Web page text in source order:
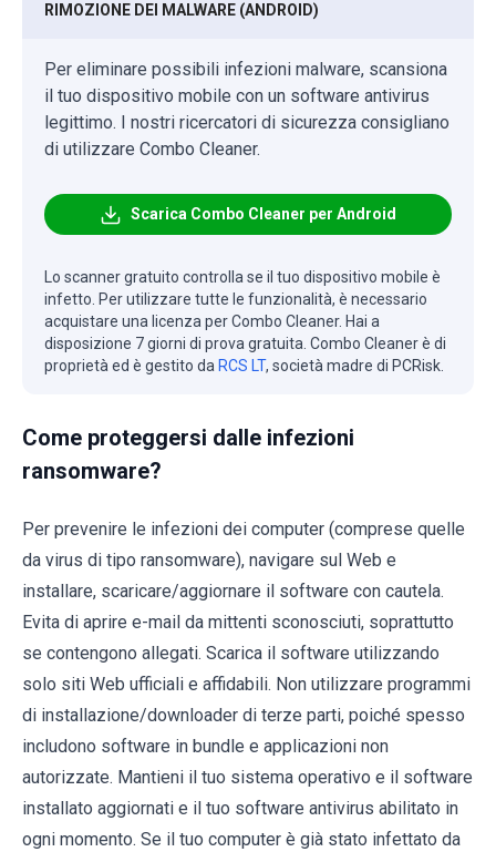
RIMOZIONE DEI MALWARE (ANDROID)
Per eliminare possibili infezioni malware, scansiona
il tuo dispositivo mobile con un software antivirus
legittimo. I nostri ricercatori di sicurezza consigliano
di utilizzare Combo Cleaner.
Scarica Combo Cleaner per Android
Lo scanner gratuito controlla se il tuo dispositivo mobile è
infetto. Per utilizzare tutte le funzionalità, è necessario
acquistare una licenza per Combo Cleaner. Hai a
disposizione 7 giorni di prova gratuita. Combo Cleaner è di
proprietà ed è gestito da RCS LT, società madre di PCRisk.
Come proteggersi dalle infezioni
ransomware?
Per prevenire le infezioni dei computer (comprese quelle
da virus di tipo ransomware), navigare sul Web e
installare, scaricare/aggiornare il software con cautela.
Evita di aprire e-mail da mittenti sconosciuti, soprattutto
se contengono allegati. Scarica il software utilizzando
solo siti Web ufficiali e affidabili. Non utilizzare programmi
di installazione/downloader di terze parti, poiché spesso
includono software in bundle e applicazioni non
autorizzate. Mantieni il tuo sistema operativo e il software
installato aggiornati e il tuo software antivirus abilitato in
ogni momento. Se il tuo computer è già stato infettato da